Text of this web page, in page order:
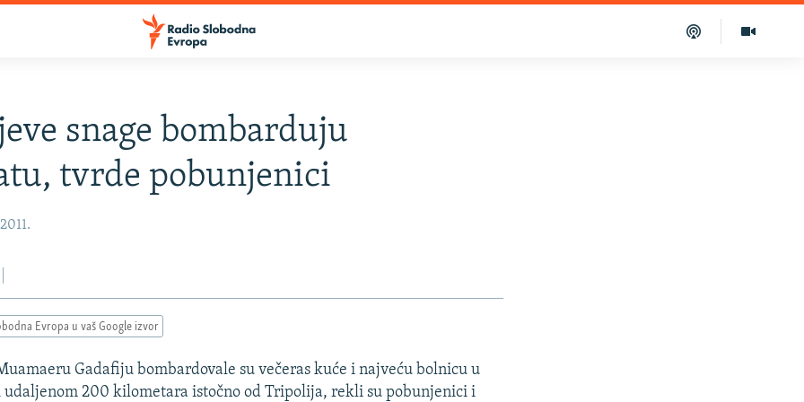
snage bombarduju
tvrde pobunjenici
Evropa u vaš Google izvor
Gadafiju bombardovale su večeras kuće i najveću bolnicu u
200 kilometara istočno od Tripolija, rekli su pobunjenici i